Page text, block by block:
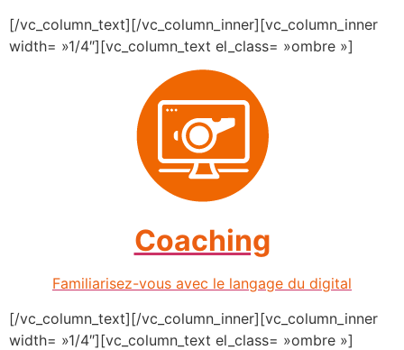
[/vc_column_text][/vc_column_inner][vc_column_inner
width= »1/4″][vc_column_text el_class= »ombre »]
Coaching
Familiarisez-vous avec le langage du digital
[/vc_column_text][/vc_column_inner][vc_column_inner
width= »1/4″][vc_column_text el_class= »ombre »]